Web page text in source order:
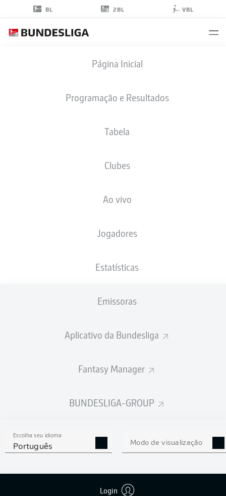
BL 2BL VBL
Página Inicial
Programação e Resultados
Tabela
Clubes
Ao vivo
Jogadores
Estatísticas
Emissoras
Aplicativo da Bundesliga
Fantasy Manager
BUNDESLIGA-GROUP
Escolha seu idioma
Português Modo de visualização
Login
ESTATÍSTICAS DA
TEMPORADA 2023/2024